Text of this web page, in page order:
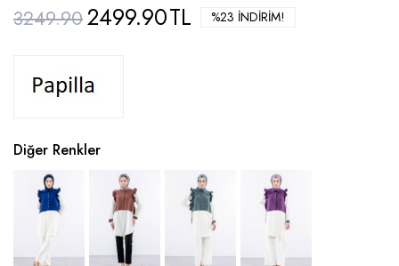
3249.902499.90TL %23 İNDIRIM!
Diğer Renkler